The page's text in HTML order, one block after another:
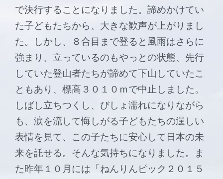
で決行することになりました。諦めかけてい
た子どもたちから、大きな歓声が上がりまし
た。しかし、８合目まで登ると風雨はさらに
強まり、立っているのもやっとの状態、先行
していた登山者たちが諦めて下山していたこ
ともあり、標高３０１０ｍで中止しました。
しばし立ちつくし、びしょ濡れになりながら
も、涙を流して悔しがる子どもたちの逞しい
表情を見て、この子たちに安心して日本の未
来を託せる。そんな気持ちになりました。ま
た昨年１０月には「ねんりんピック２０１５